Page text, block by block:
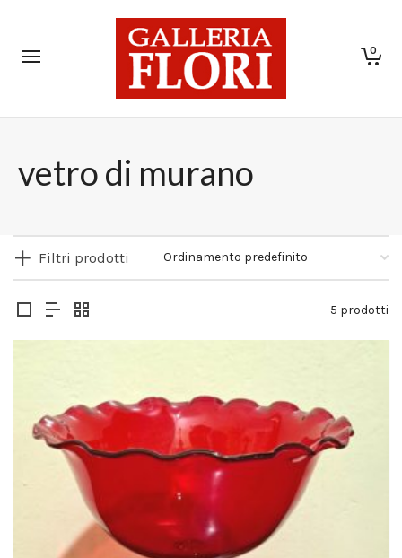
0
vetro di murano
Filtri prodotti
5 prodotti